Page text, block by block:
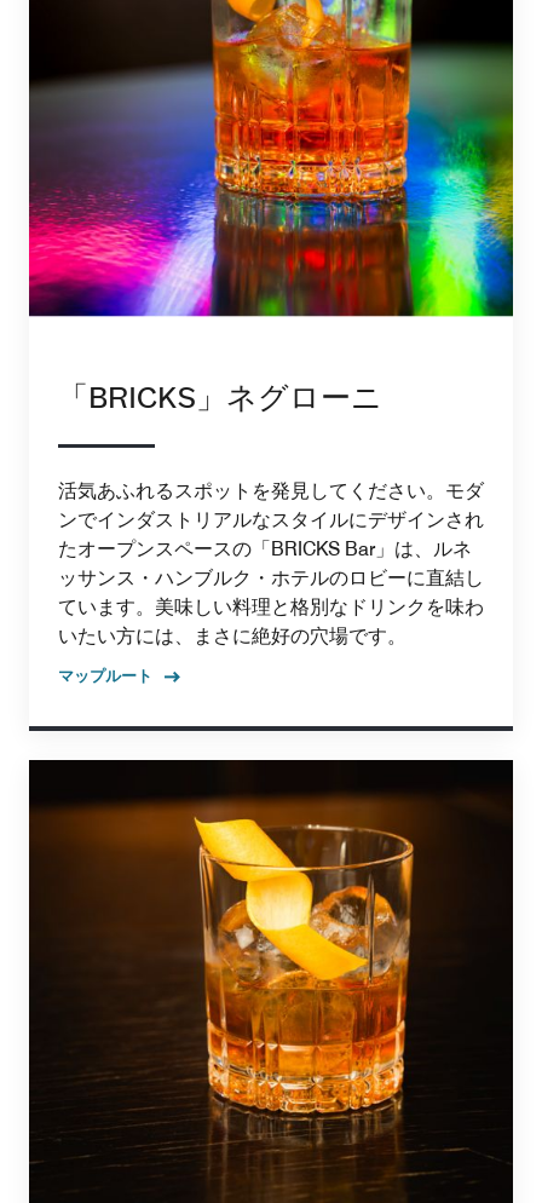
「BRICKS」ネグローニ
活気あふれるスポットを発見してください。モダ
ンでインダストリアルなスタイルにデザインされ
たオープンスペースの「BRICKS Bar」は、ルネ
ッサンス・ハンブルク・ホテルのロビーに直結し
ています。美味しい料理と格別なドリンクを味わ
いたい方には、まさに絶好の穴場です。
マップルート